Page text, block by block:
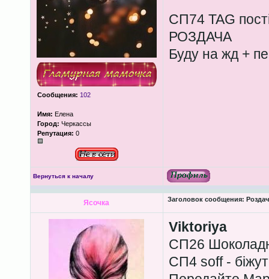
Сообщения: 102
Имя: Елена
Город: Черкассы
Репутация: 0
СП74 TAG
РОЗДАЧА
Буду на жд +
Вернуться к началу
Ясочка Заголовок сообщения:
Viktoriya
СП26
СП4 soff -